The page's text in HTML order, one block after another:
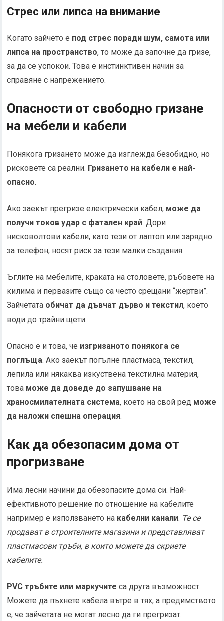
Стрес или липса на внимание
Когато зайчето е под стрес поради шум, самота или
липса на пространство, то може да започне да гризе,
за да се успокои. Това е инстинктивен начин за
справяне с напрежението.
Опасности от свободно гризане
на мебели и кабели
Понякога гризането може да изглежда безобидно, но
рисковете са реални. Гризането на кабели е най-
опасно.
Ако заекът прегризе електрически кабел, може да
получи токов удар с фатален край. Дори
нисковолтови кабели, като тези от лаптоп или зарядно
за телефон, носят риск за тези малки създания.
Ъглите на мебелите, краката на столовете, ръбовете на
килима и первазите също са често срещани “жертви”.
Зайчетата обичат да дъвчат дърво и текстил, което
води до трайни щети.
Опасно е и това, че изгризаното понякога се
поглъща. Ако заекът погълне пластмаса, текстил,
лепила или някаква изкуствена текстилна материя,
това може да доведе до запушване на
храносмилателната система, което на свой ред може
да наложи спешна операция.
Как да обезопасим дома от
прогризване
Има лесни начини да обезопасите дома си. Най-
ефективното решение по отношение на кабелите
например е използването на кабелни канали. Те се
продават в строителните магазини и представляват
пластмасови тръби, в които можете да скриете
кабелите.
PVC тръбите или маркучите са друга възможност.
Можете да пъхнете кабела вътре в тях, а предимството
е, че зайчетата не могат лесно да ги прегризат.